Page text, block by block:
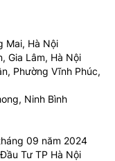
Mai, Hà Nội
Gia Lâm, Hà Nội
Phường Vĩnh Phúc,
Ninh Bình
09 năm 2024
Tư TP Hà Nội